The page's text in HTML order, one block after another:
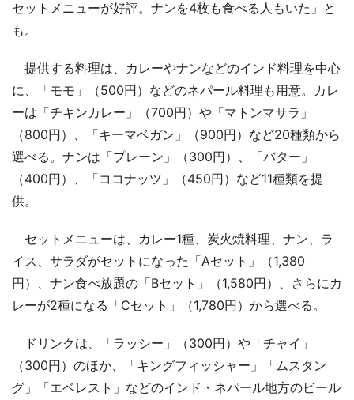
セットメニューが好評。ナンを4枚も食べる人もいた」と
も。
提供する料理は、カレーやナンなどのインド料理を中心
に、「モモ」（500円）などのネパール料理も用意。カレ
ーは「チキンカレー」（700円）や「マトンマサラ」
（800円）、「キーマベガン」（900円）など20種類から
選べる。ナンは「プレーン」（300円）、「バター」
（400円）、「ココナッツ」（450円）など11種類を提
供。
セットメニューは、カレー1種、炭火焼料理、ナン、ラ
イス、サラダがセットになった「Aセット」（1,380
円）、ナン食べ放題の「Bセット」（1,580円）、さらにカ
レーが2種になる「Cセット」（1,780円）から選べる。
ドリンクは、「ラッシー」（300円）や「チャイ」
（300円）のほか、「キングフィッシャー」「ムスタン
グ」「エベレスト」などのインド・ネパール地方のビール